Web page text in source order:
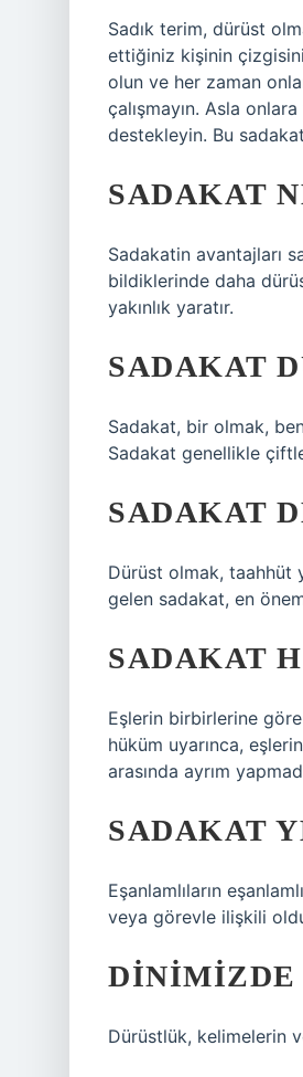
Sadık terim, dürüst
ettiğiniz kişinin
olun ve her zaman
çalışmayın. Asla
destekleyin. Bu
SADAKAT
Sadakatin avantajları
bildiklerinde daha
yakınlık yaratır.
SADAKAT
Sadakat, bir olmak,
Sadakat genellikle
SADAKAT
Dürüst olmak, taahhüt
gelen sadakat, en
SADAKAT
Eşlerin birbirlerine
hüküm uyarınca,
arasında ayrım
SADAKAT
Eşanlamlıların
veya görevle ilişkili
DINIMIZDE
Dürüstlük, kelimelerin